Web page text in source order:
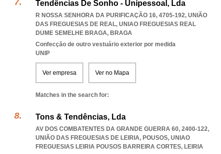
Tendências De Sonho - Unipessoal, Lda
R NOSSA SENHORA DA PURIFICAÇÃO 16, 4705-192, UNIÃO
DAS FREGUESIAS DE REAL, UNIAO FREGUESIAS REAL
DUME SEMELHE BRAGA, BRAGA
Confecção de outro vestuário exterior por medida
UNIP
Ver empresa Ver no Mapa
Matches in the search for:
Tons & Tendências, Lda
AV DOS COMBATENTES DA GRANDE GUERRA 60, 2400-122,
UNIÃO DAS FREGUESIAS DE LEIRIA, POUSOS, UNIAO
FREGUESIAS LEIRIA POUSOS BARREIRA CORTES, LEIRIA